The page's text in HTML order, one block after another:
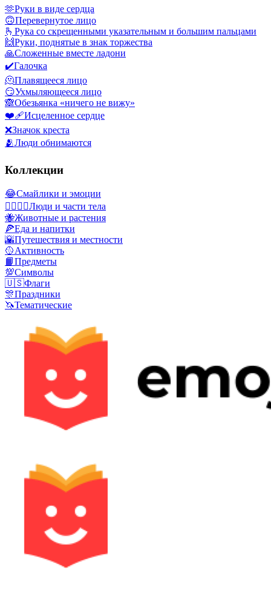
🫶Руки в виде сердца
🙃Перевернутое лицо
🫰 Рука со скрещенными указательным и большим пальцами
🙌Руки, поднятые в знак торжества
🙏Сложенные вместе ладони
✔️Галочка
🫠Плавящееся лицо
😏Ухмыляющееся лицо
🙈Обезьянка «ничего не вижу»
❤️‍🩹Исцеленное сердце
❌Значок креста
🫂Люди обнимаются
Коллекции
😂Смайлики и эмоции
👩‍❤️‍💋‍👨Люди и части тела
🐝Животные и растения
🍕Еда и напитки
🌇Путешествия и местности
🥎Активность
📙Предметы
💯Символы
🇺🇸Флаги
🎊Праздники
🦄Тематические